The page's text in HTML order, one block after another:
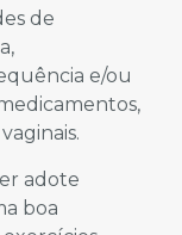
de
e/ou
adote
boa